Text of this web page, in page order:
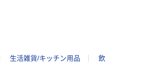
生活雑貨/キッチン用品
飲